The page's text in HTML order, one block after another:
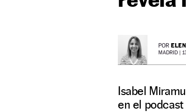
POR
MADRID |
Isabel
en el podcast